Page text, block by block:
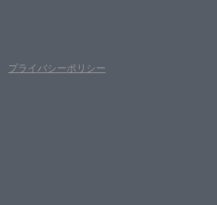
プライバシーポリシー